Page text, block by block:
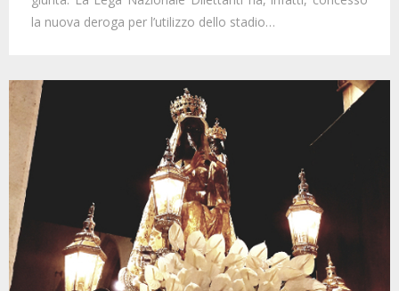
la nuova deroga per l’utilizzo dello stadio…